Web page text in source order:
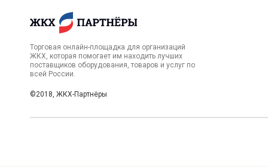
Торговая онлайн-площадка для организаций
ЖКХ, которая помогает им находить лучших
поставщиков оборудования, товаров и услуг по
всей России.
©2018, ЖКХ-Партнёры